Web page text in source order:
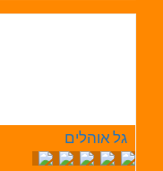
גל אוהלים